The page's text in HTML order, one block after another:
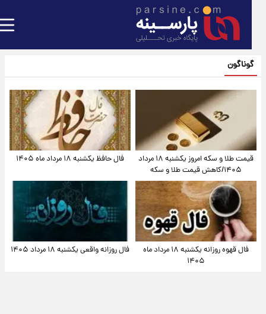
گوناگون
قیمت طلا و سکه امروز یکشنبه ۱۸ مرداد
۱۴۰۵/کاهش قیمت طلا و سکه
فال حافظ یکشنبه ۱۸ مرداد ماه ۱۴۰۵
فال قهوه روزانه یکشنبه ۱۸ مرداد ماه
۱۴۰۵
فال روزانه واقعی یکشنبه ۱۸ مرداد ۱۴۰۵